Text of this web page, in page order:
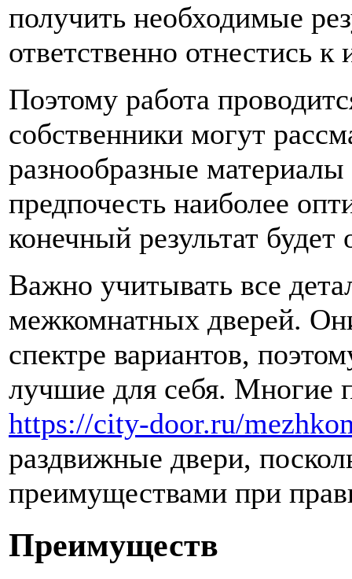
получить необходимые
ответственно отнестись
Поэтому работа
собственники могут
разнообразные
предпочесть наиболее
конечный результат
Важно учитывать все
межкомнатных дверей.
спектре вариантов,
лучшие для себя. Многие
https://city-door.ru/
раздвижные двери,
преимуществами при
Преимуществ